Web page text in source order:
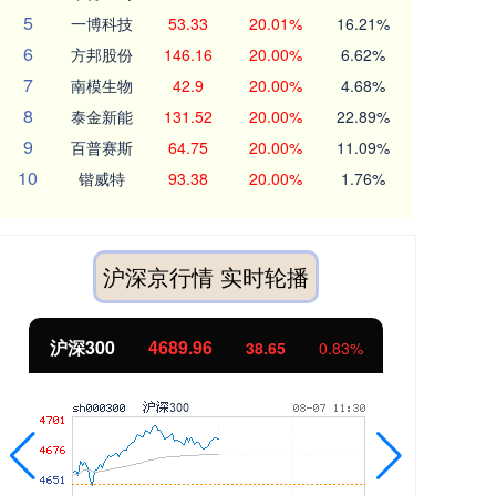
5 一博科技 53.33 20.01% 16.21%
6 方邦股份 146.16 20.00% 6.62%
7 南模生物 42.9 20.00% 4.68%
8 泰金新能 131.52 20.00% 22.89%
9 百普赛斯 64.75 20.00% 11.09%
10 锴威特 93.38 20.00% 1.76%
沪深京行情 实时轮播
北证50 1129.72 6.84 0.61%